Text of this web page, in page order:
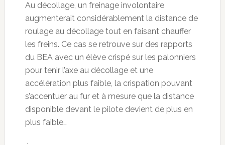
Au décollage, un freinage involontaire
augmenterait considérablement la distance de
roulage au décollage tout en faisant chauffer
les freins. Ce cas se retrouve sur des rapports
du BEA avec un élève crispé sur les palonniers
pour tenir l’axe au décollage et une
accélération plus faible, la crispation pouvant
s’accentuer au fur et à mesure que la distance
disponible devant le pilote devient de plus en
plus faible…